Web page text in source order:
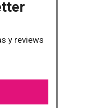
y reviews